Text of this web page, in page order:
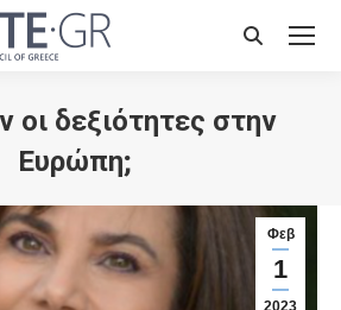
Search:
οι δεξιότητες στην
Ευρώπη;
Φεβ
1
2023